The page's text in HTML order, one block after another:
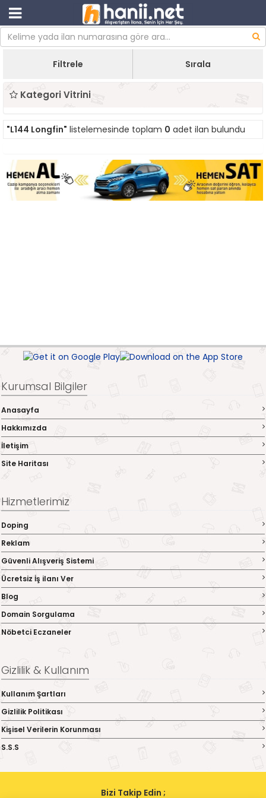
Filtrele Sırala
Kategori Vitrini
"L144 Longfin" listelemesinde toplam 0 adet ilan bulundu
Kurumsal Bilgiler
Anasayfa
Hakkımızda
İletişim
Site Haritası
Hizmetlerimiz
Doping
Reklam
Güvenli Alışveriş Sistemi
Ücretsiz İş ilanı Ver
Blog
Domain Sorgulama
Nöbetci Eczaneler
Gizlilik & Kullanım
Kullanım Şartları
Gizlilik Politikası
Kişisel Verilerin Korunması
S.S.S
Bizi Takip Edin ;